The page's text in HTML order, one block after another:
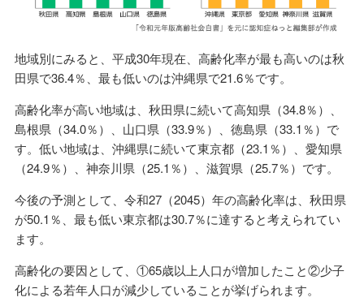
地域別にみると、平成30年現在、高齢化率が最も高いのは秋
田県で36.4％、最も低いのは沖縄県で21.6％です。
高齢化率が高い地域は、秋田県に続いて高知県（34.8％）、
島根県（34.0％）、山口県（33.9％）、徳島県（33.1％）で
す。低い地域は、沖縄県に続いて東京都（23.1％）、愛知県
（24.9％）、神奈川県（25.1％）、滋賀県（25.7％）です。
今後の予測として、令和27（2045）年の高齢化率は、秋田県
が50.1％、最も低い東京都は30.7％に達すると考えられてい
ます。
高齢化の要因として、①65歳以上人口が増加したこと②少子
化による若年人口が減少していることが挙げられます。